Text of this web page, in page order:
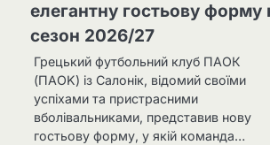
елегантну гостьову форму
сезон 2026/27
Грецький футбольний клуб ПАОК
(ΠΑΟΚ) із Салонік, відомий своїми
успіхами та пристрасними
вболівальниками, представив нову
гостьову форму, у якій команда…